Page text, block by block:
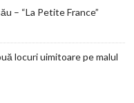
– “La Petite France”
locuri uimitoare pe malul